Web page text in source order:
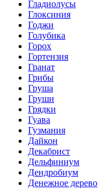
Гладиолусы
Глоксиния
Годжи
Голубика
Горох
Гортензия
Гранат
Грибы
Груша
Груши
Грядки
Гуава
Гузмания
Дайкон
Декабрист
Дельфиниум
Дендробиум
Денежное дерево